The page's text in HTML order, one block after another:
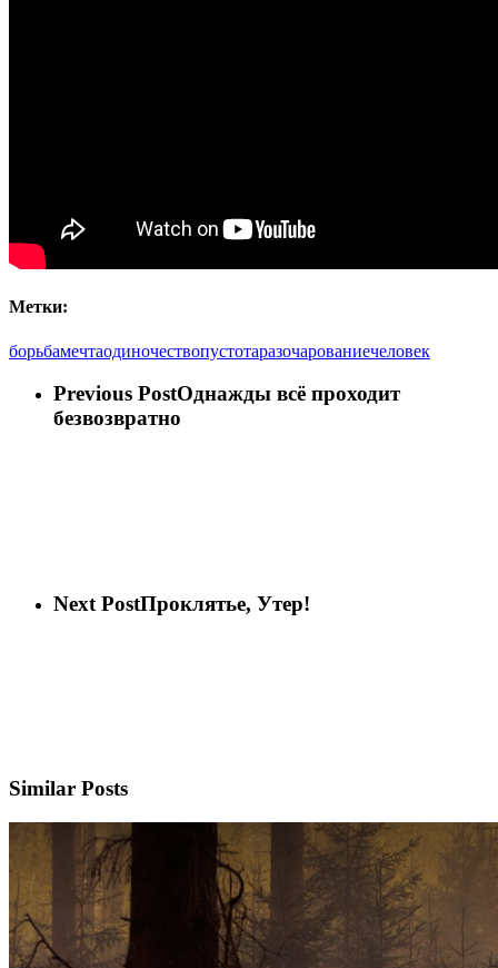
Метки:
борьбамечтаодиночествопустотаразочарованиечеловек
Previous PostОднажды всё проходит
безвозвратно
Next PostПроклятье, Утер!
Similar Posts